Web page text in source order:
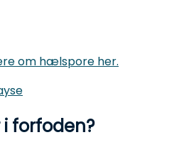
om hælspore her.
forfoden?